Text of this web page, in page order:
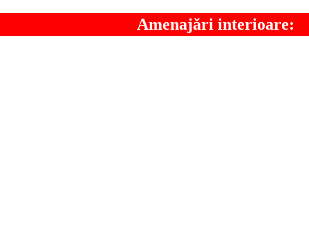
Amenajări interioare: